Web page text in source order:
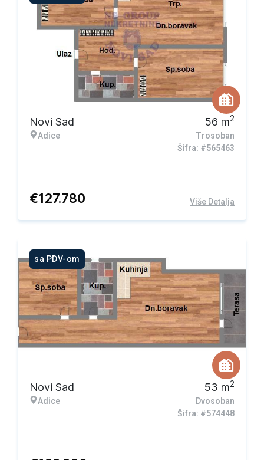
Novi Sad
Adice
56 m2
Trosoban
Šifra: #565463
€127.780 Više Detalja
sa PDV-om
Novi Sad
Adice
53 m2
Dvosoban
Šifra: #574448